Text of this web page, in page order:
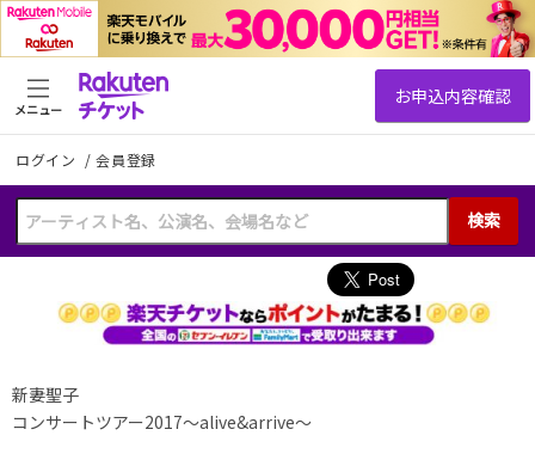
ログイン /会員登録
検索
メニュー
新妻聖子
コンサートツアー2017〜alive&arrive〜